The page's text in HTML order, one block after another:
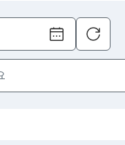
달력
열기
초기화